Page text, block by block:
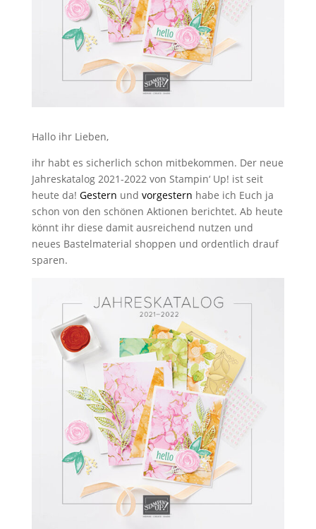
Hallo ihr Lieben,
ihr habt es sicherlich schon mitbekommen. Der neue
Jahreskatalog 2021-2022 von Stampin‘ Up! ist seit
heute da! Gestern und vorgestern habe ich Euch ja
schon von den schönen Aktionen berichtet. Ab heute
könnt ihr diese damit ausreichend nutzen und
neues Bastelmaterial shoppen und ordentlich drauf
sparen.